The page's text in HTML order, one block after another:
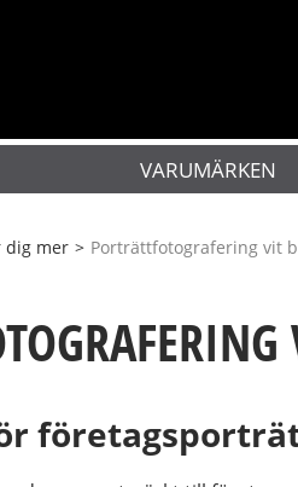
VARUMÄRKEN
dig mer > Porträttfotografering vit